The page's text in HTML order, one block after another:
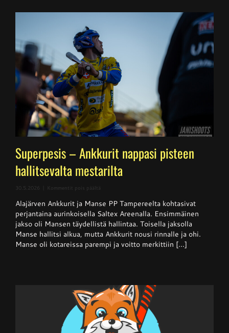
Superpesis – Ankkurit nappasi pisteen
hallitsevalta mestarilta
30.5.2026 Kommentit pois päältä
–
Ankkurit
nappasi
pisteen
hallitsevalta
mestarilta
Alajärven Ankkurit ja Manse PP Tampereelta kohtasivat
perjantaina aurinkoisella Saltex Areenalla. Ensimmäinen
jakso oli Mansen täydellistä hallintaa. Toisella jaksolla
Manse hallitsi alkua, mutta Ankkurit nousi rinnalle ja ohi.
Manse oli kotareissa parempi ja voitto merkittiin [...]